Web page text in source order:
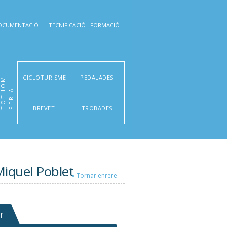
TECNIFICACIÓ I FORMACIÓ
P
E
R
A
T
O
T
H
O
M CICLOTURISME PEDALADES
BREVET TROBADES
Poblet« Tornar enrere